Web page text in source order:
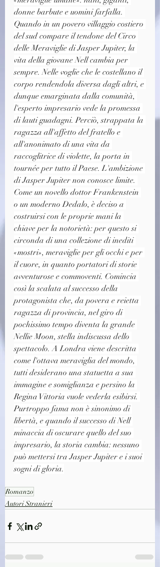
donne barbute e uomini farfalla.
Quando in un povero villaggio costiero
del sud compare il tendone del Circo
delle Meraviglie di Jasper Jupiter, la
vita della giovane Nell cambia per
sempre. Nelle voglie che le costellano il
corpo rendendola diversa dagli altri, e
dunque emarginata dalla comunità,
l'esperto impresario vede la promessa
di lauti guadagni. Perciò, strappata la
ragazza all'affetto del fratello e
all'anonimato di una vita da
raccoglitrice di violette, la porta in
tournée per tutto il Paese. L'ambizione
di Jasper Jupiter non conosce limite.
Come un novello dottor Frankenstein
o un moderno Dedalo, è deciso a
costruirsi con le proprie mani la
chiave per la notorietà: per questo si
circonda di una collezione di inediti
«mostri», meraviglie per gli occhi e per
il cuore, in quanto portatori di storie
avventurose e commoventi. Comincia
così la scalata al successo della
protagonista che, da povera e reietta
ragazza di provincia, nel giro di
pochissimo tempo diventa la grande
Nellie Moon, stella indiscussa dello
spettacolo. A Londra viene descritta
come l'ottava meraviglia del mondo,
tutti desiderano una statuetta a sua
immagine e somiglianza e persino la
Regina Vittoria vuole vederla esibirsi.
Purtroppo fama non è sinonimo di
libertà, e quando il successo di Nell
minaccia di oscurare quello del suo
impresario, la storia cambia: nessuno
può mettersi tra Jasper Jupiter e i suoi
sogni di gloria.
Romanzo
Autori Stranieri